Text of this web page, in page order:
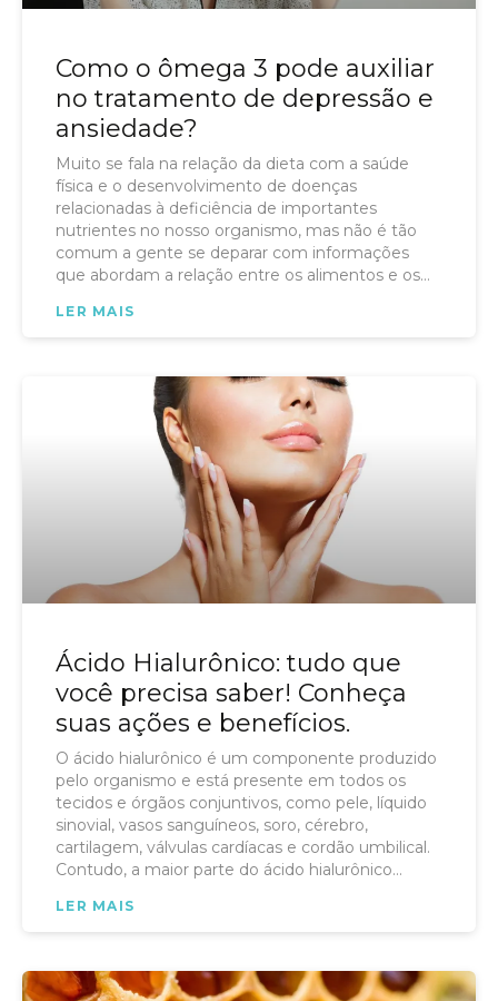
Como o ômega 3 pode auxiliar
no tratamento de depressão e
ansiedade?
Muito se fala na relação da dieta com a saúde
física e o desenvolvimento de doenças
relacionadas à deficiência de importantes
nutrientes no nosso organismo, mas não é tão
comum a gente se deparar com informações
que abordam a relação entre os alimentos e os
LER MAIS
Ácido Hialurônico: tudo que
você precisa saber! Conheça
suas ações e benefícios.
O ácido hialurônico é um componente produzido
pelo organismo e está presente em todos os
tecidos e órgãos conjuntivos, como pele, líquido
sinovial, vasos sanguíneos, soro, cérebro,
cartilagem, válvulas cardíacas e cordão umbilical.
Contudo, a maior parte do ácido hialurônico
representa 50% do total.
LER MAIS